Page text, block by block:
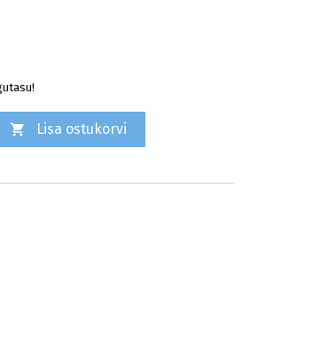
 Lisa ostukorvi